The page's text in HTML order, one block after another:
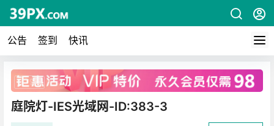
公告 签到 快讯
广告
庭院灯-IES光域网-ID:383-3